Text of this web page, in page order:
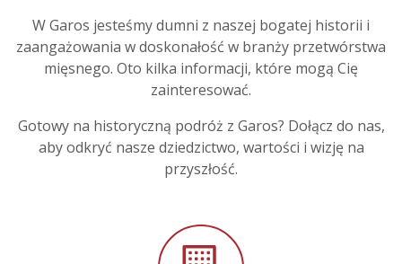
W Garos jesteśmy dumni z naszej bogatej historii i
zaangażowania w doskonałość w branży przetwórstwa
mięsnego. Oto kilka informacji, które mogą Cię
zainteresować.
Gotowy na historyczną podróż z Garos? Dołącz do nas,
aby odkryć nasze dziedzictwo, wartości i wizję na
przyszłość.